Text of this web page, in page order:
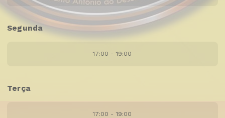
Segunda
17:00 - 19:00
Terça
17:00 - 19:00